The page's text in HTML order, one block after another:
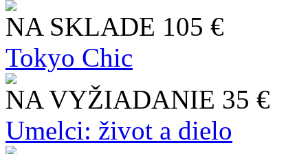
NA SKLADE 105 €
Tokyo Chic
NA VYŽIADANIE 35 €
Umelci: život a dielo